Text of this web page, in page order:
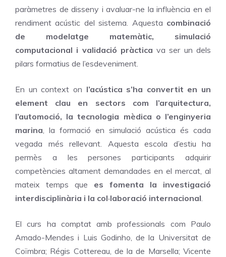
paràmetres de disseny i avaluar-ne la influència en el
rendiment acústic del sistema. Aquesta combinació
de modelatge matemàtic, simulació
computacional i validació pràctica va ser un dels
pilars formatius de l’esdeveniment.
En un context on l’acústica s’ha convertit en un
element clau en sectors com l’arquitectura,
l’automoció, la tecnologia mèdica o l’enginyeria
marina, la formació en simulació acústica és cada
vegada més rellevant. Aquesta escola d’estiu ha
permès a les persones participants adquirir
competències altament demandades en el mercat, al
mateix temps que es fomenta la investigació
interdisciplinària i la col·laboració internacional.
El curs ha comptat amb professionals com Paulo
Amado-Mendes i Luis Godinho, de la Universitat de
Coïmbra; Régis Cottereau, de la de Marsella; Vicente